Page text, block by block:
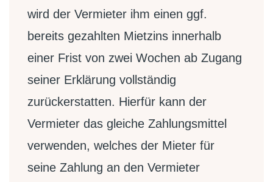
wird der Vermieter ihm einen ggf.
bereits gezahlten Mietzins innerhalb
einer Frist von zwei Wochen ab Zugang
seiner Erklärung vollständig
zurückerstatten. Hierfür kann der
Vermieter das gleiche Zahlungsmittel
verwenden, welches der Mieter für
seine Zahlung an den Vermieter